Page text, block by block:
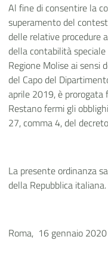
Al fine di consentire la
superamento del
delle relative procedure
della contabilità
Regione Molise ai sensi
del Capo del
aprile 2019, è
Restano fermi gli
27, comma 4, del
La presente ordinanza
della Repubblica italiana.
Roma, 16 gennaio 2020